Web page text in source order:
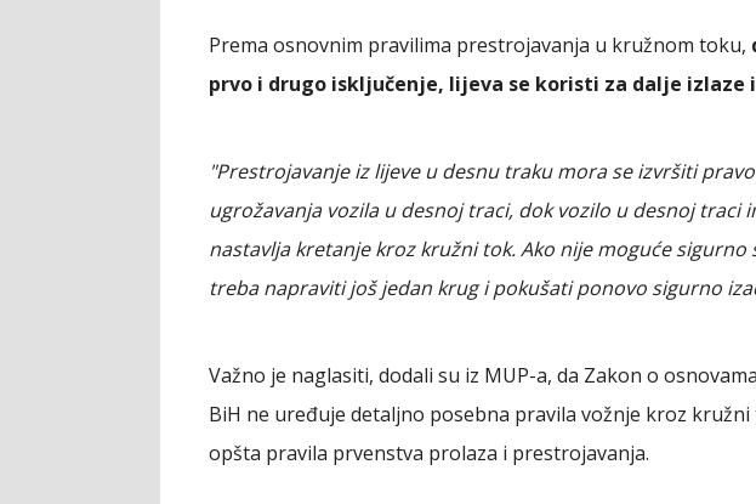
Prema osnovnim pravilima prestrojavanja u kružnom toku,
prvo i drugo isključenje, lijeva se koristi za dalje izlaze
"Prestrojavanje iz lijeve u desnu traku mora se izvršiti
ugrožavanja vozila u desnoj traci, dok vozilo u desnoj traci
nastavlja kretanje kroz kružni tok. Ako nije moguće sigurno
treba napraviti još jedan krug i pokušati ponovo sigurno
Važno je naglasiti, dodali su iz MUP-a, da Zakon o
BiH ne uređuje detaljno posebna pravila vožnje kroz
opšta pravila prvenstva prolaza i prestrojavanja.